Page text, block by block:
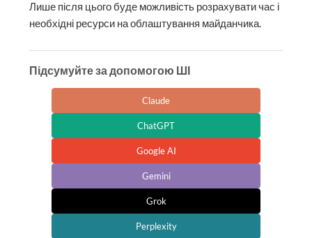
Лише після цього буде можливість розрахувати час і
необхідні ресурси на облаштування майданчика.
Підсумуйте за допомогою ШІ
Claude
ChatGPT
Google AI
Gemini
Grok
Perplexity